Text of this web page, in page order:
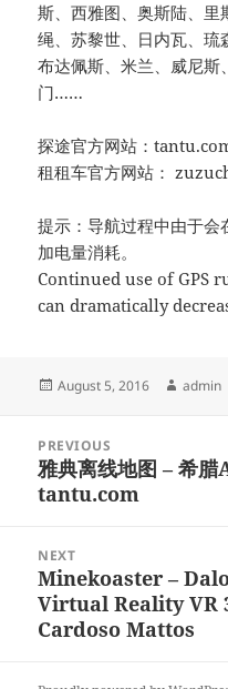
斯、西雅图、奥斯陆、里
绳、苏黎世、日内瓦、琉
布达佩斯、米兰、威尼斯
门……
探途官方网站：
租租车官方网站：
提示：导航过程中由于会
加电量消耗。
Continued use of GPS
can dramatically
Posted
August 5, 2016 Author
admin
navigation
PREVIOUS
Previous
post:
雅典离线地图 – 希
tantu.com
NEXT
Next
post:
Minekoaster –
Virtual Reality VR
Cardoso Mattos